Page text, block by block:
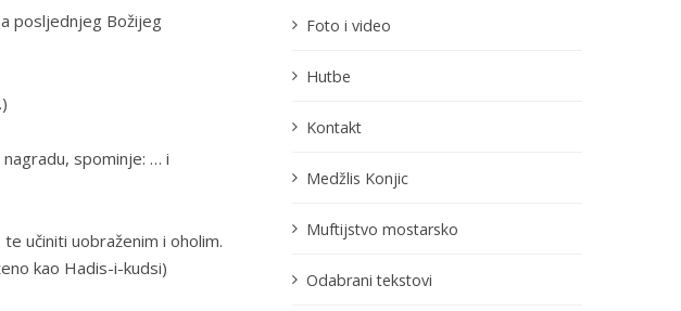
posljednjeg Božijeg
spominje: … i
učiniti uobraženim i oholim.
kao Hadis-i-kudsi)
Foto i video
Hutbe
Kontakt
Medžlis Konjic
Muftijstvo mostarsko
Odabrani tekstovi